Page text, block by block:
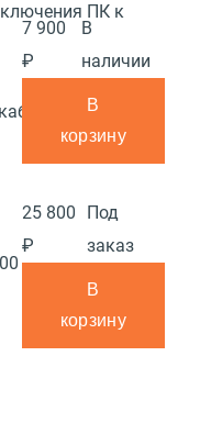
ПК к
интернет)
7 900
₽
В
наличии
В
корзину
25 800
₽
Под
заказ
В
корзину